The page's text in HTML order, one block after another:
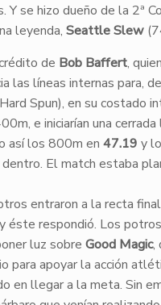
Y se hizo dueño de la 2ª
leyenda, Seattle Slew
de Bob Baffert,
las líneas internas para,
Spun), en su costado
e iniciarían una
así los 800m en 47.19 y
dentro. El match estaba
entraron a la recta
éste respondió. Los
luz sobre Good Magic,
para apoyar la acción
en llegar a la meta. Sin